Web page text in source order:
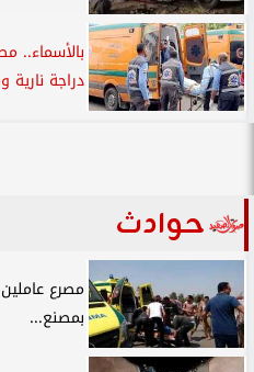
دراجة نارية
حوادث
مصرع
بمصنع...